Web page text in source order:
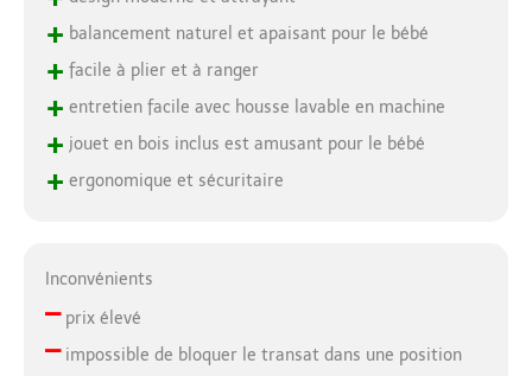
+ balancement naturel et apaisant pour le bébé
+ facile à plier et à ranger
+ entretien facile avec housse lavable en machine
+ jouet en bois inclus est amusant pour le bébé
+ ergonomique et sécuritaire
Inconvénients
–prix élevé
–impossible de bloquer le transat dans une position